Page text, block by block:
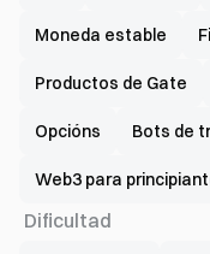
Moneda estable
Productos de Gate
Opcións Bots de
Web3 para
Dificultad